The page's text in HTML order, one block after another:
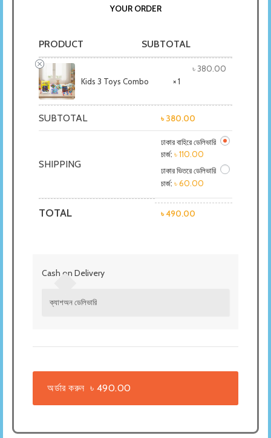
YOUR ORDER
PRODUCT SUBTOTAL
Kids 3 Toys Combo × 1
৳380.00
SUBTOTAL ৳380.00
SHIPPING
ঢাকার বাহিরে ডেলিভারি
চার্জ: ৳110.00
ঢাকার ভিতরে ডেলিভারি
চার্জ: ৳60.00
TOTAL ৳490.00
Cash on Delivery
ক্যাশঅন ডেলিভারি
অর্ডার করুন ৳ 490.00